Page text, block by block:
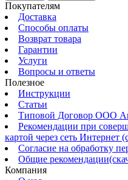
Покупателям
Доставка
Способы оплаты
Возврат товара
Гарантии
Услуги
Вопросы и ответы
Полезное
Инструкции
Статьи
Типовой Договор ООО
Рекомендации при
картой через сеть Интернет
Согласие на обработку
Общие
Компания